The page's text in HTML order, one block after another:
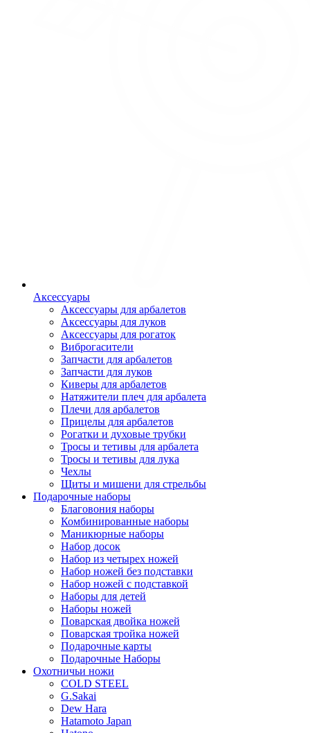
Аксессуары
Аксессуары для арбалетов
Аксессуары для луков
Аксессуары для рогаток
Виброгасители
Запчасти для арбалетов
Запчасти для луков
Киверы для арбалетов
Натяжители плеч для арбалета
Плечи для арбалетов
Прицелы для арбалетов
Рогатки и духовые трубки
Тросы и тетивы для арбалета
Тросы и тетивы для лука
Чехлы
Щиты и мишени для стрельбы
Подарочные наборы
Благовония наборы
Комбинированные наборы
Маникюрные наборы
Набор досок
Набор из четырех ножей
Набор ножей без подставки
Набор ножей с подставкой
Наборы для детей
Наборы ножей
Поварская двойка ножей
Поварская тройка ножей
Подарочные карты
Подарочные Наборы
Охотничьи ножи
COLD STEEL
G.Sakai
Dew Hara
Hatamoto Japan